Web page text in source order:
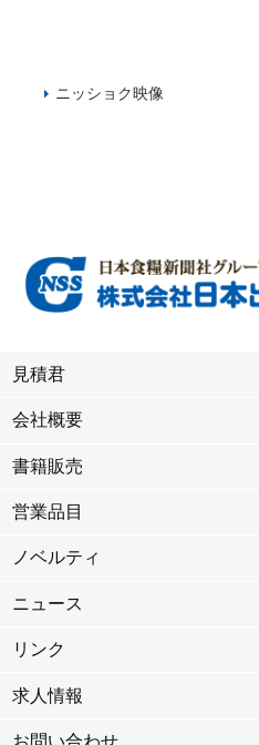
ニッショク映像
見積君
会社概要
書籍販売
営業品目
ノベルティ
ニュース
リンク
求人情報
お問い合わせ